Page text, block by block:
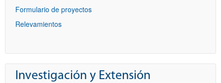
Formulario de proyectos
Relevamientos
Investigación y Extensión